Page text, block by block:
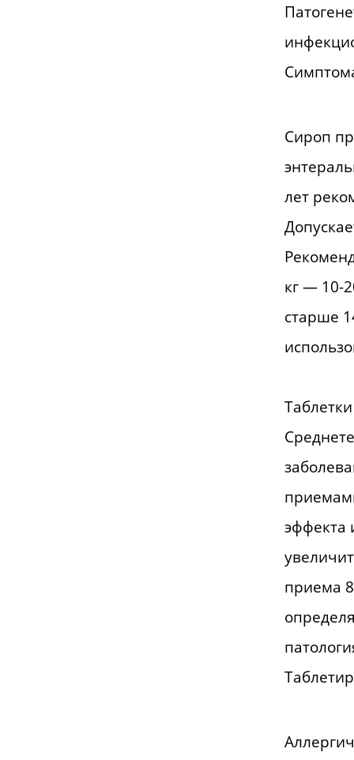
Сироп
лет
кг — 10-
старше
эффекта
приема